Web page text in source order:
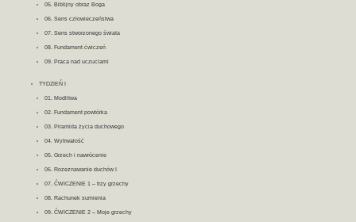
05. Biblijny obraz Boga
06. Sens człowieczeństwa
07. Sens stworzonego świata
08. Fundament ćwiczeń
09. Praca nad uczuciami
TYDZIEŃ I
01. Modlitwa
02. Fundament powtórka
03. Piramida życia duchowego
04. Wytrwałość
05. Grzech i nawrócenie
06. Rozeznawanie duchów I
07. ĆWICZENIE 1 – trzy grzechy
08. Rachunek sumienia
09. ĆWICZENIE 2 – Moje grzechy